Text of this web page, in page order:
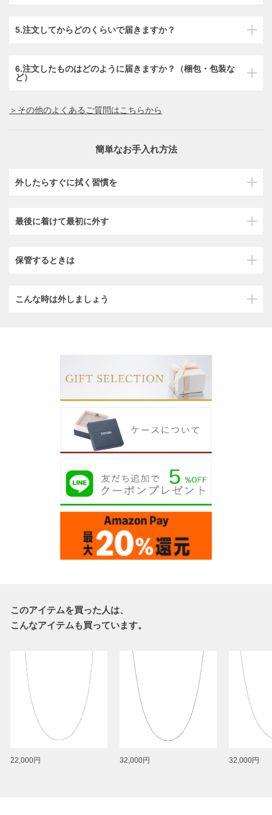
5.注文してからどのくらいで届きますか？
6.注文したものはどのように届きますか？（梱包・包装な
ど）
＞その他のよくあるご質問はこちらから
簡単なお手入れ方法
外したらすぐに拭く習慣を
最後に着けて最初に外す
保管するときは
こんな時は外しましょう
このアイテムを買った人は、
こんなアイテムも買っています。
22,000円 32,000円 32,000円